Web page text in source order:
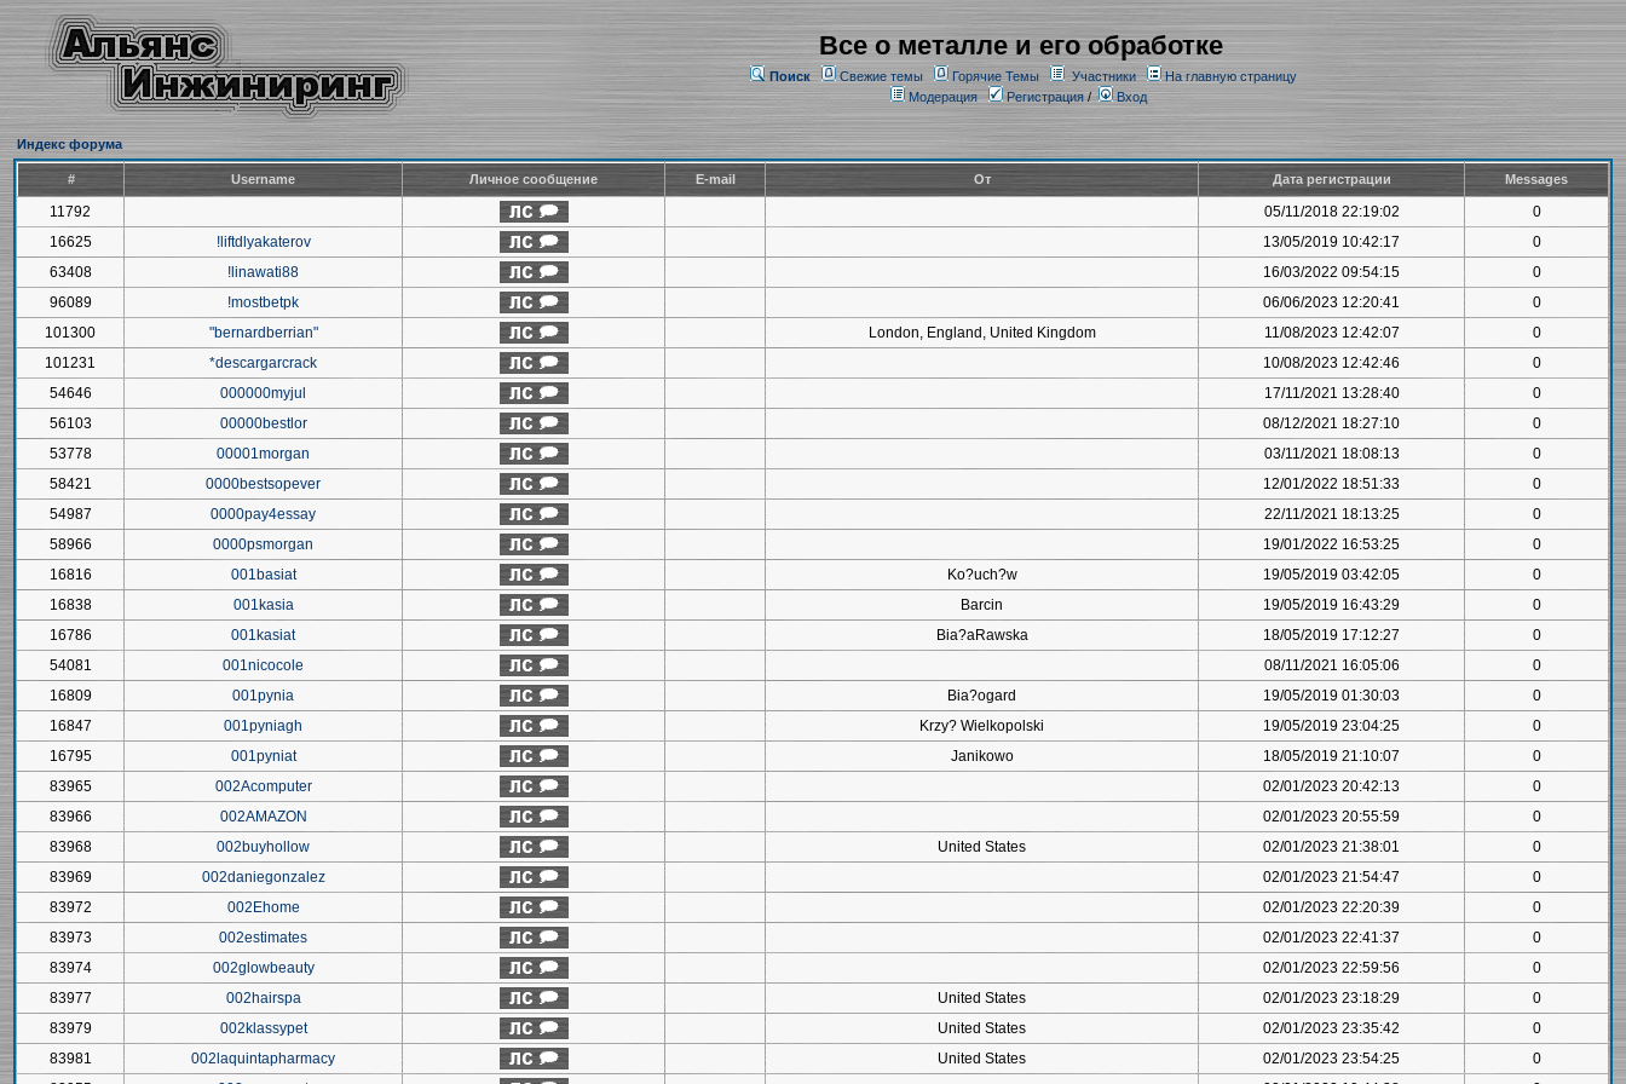
Все о металле и его обработке
Поиск Свежие темы Горячие Темы Участники
На главную страницу
Модерация
Регистрация/ Вход
Индекс форума
# Username Личное сообщение E-mail От Дата регистрации Messages
11792 05/11/2018 22:19:02
0
16625
!liftdlyakaterov 13/05/2019 10:42:17
0
63408
!linawati88 16/03/2022 09:54:15
0
96089
!mostbetpk 06/06/2023 12:20:41
0
101300
"bernardberrian" London, England, United Kingdom 11/08/2023 12:42:07
0
101231
*descargarcrack 10/08/2023 12:42:46
0
54646
000000myjul 17/11/2021 13:28:40
0
56103
00000bestlor 08/12/2021 18:27:10
0
53778
00001morgan 03/11/2021 18:08:13
0
58421
0000bestsopever 12/01/2022 18:51:33
0
54987
0000pay4essay 22/11/2021 18:13:25
0
58966
0000psmorgan 19/01/2022 16:53:25
0
16816
001basiat Ko?uch?w 19/05/2019 03:42:05
0
16838
001kasia Barcin 19/05/2019 16:43:29
0
16786
001kasiat Bia?aRawska 18/05/2019 17:12:27
0
54081
001nicocole 08/11/2021 16:05:06
0
16809
001pynia Bia?ogard 19/05/2019 01:30:03
0
16847
001pyniagh Krzy? Wielkopolski 19/05/2019 23:04:25
0
16795
001pyniat Janikowo 18/05/2019 21:10:07
0
83965
002Acomputer 02/01/2023 20:42:13
0
83966
002AMAZON 02/01/2023 20:55:59
0
83968
002buyhollow United States 02/01/2023 21:38:01
0
83969
002daniegonzalez 02/01/2023 21:54:47
0
83972
002Ehome 02/01/2023 22:20:39
0
83973
002estimates 02/01/2023 22:41:37
0
83974
002glowbeauty 02/01/2023 22:59:56
0
83977
002hairspa United States 02/01/2023 23:18:29
0
83979
002klassypet United States 02/01/2023 23:35:42
0
83981
002laquintapharmacy United States 02/01/2023 23:54:25
0